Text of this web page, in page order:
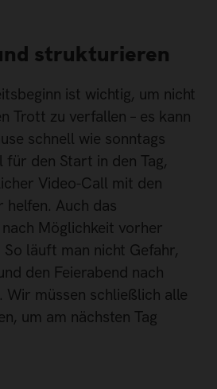
strukturieren
ist wichtig, um nicht
Trott zu verfallen – es kann
schnell wie sonntags
für den Start in den Tag,
Video-Call mit den
helfen. Auch das
Möglichkeit vorher
läuft man nicht Gefahr,
den Feierabend nach
Wir müssen schließlich alle
um am nächsten Tag